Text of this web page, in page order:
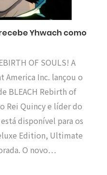
recebe Yhwach como
OF SOULS! A
America Inc. lançou o
BLEACH Rebirth of
Rei Quincy e líder do
disponível para os
Edition, Ultimate
O novo…